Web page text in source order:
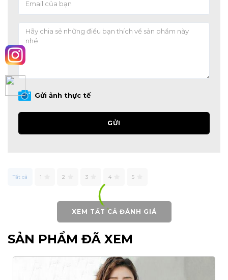
Gửi ảnh thực tế
GỬI
Tất cả 1 2 3 4 5
XEM TẤT CẢ ĐÁNH GIÁ
SẢN PHẨM ĐÃ XEM